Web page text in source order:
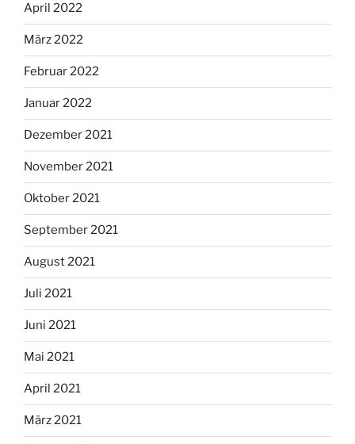
April 2022
März 2022
Februar 2022
Januar 2022
Dezember 2021
November 2021
Oktober 2021
September 2021
August 2021
Juli 2021
Juni 2021
Mai 2021
April 2021
März 2021